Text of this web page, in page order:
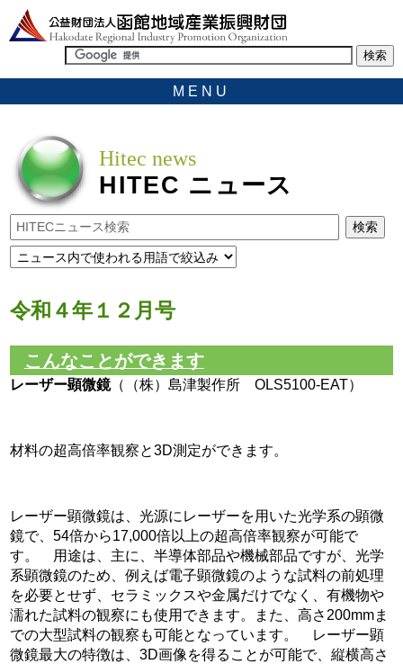
MENU
Hitec news
HITEC ニュース
令和４年１２月号
こんなことができます
レーザー顕微鏡 （（株）島津製作所 OLS5100-EAT）
材料の超高倍率観察と3D測定ができます。
レーザー顕微鏡は、光源にレーザーを用いた光学系の顕微
鏡で、54倍から17,000倍以上の超高倍率観察が可能で
す。 用途は、主に、半導体部品や機械部品ですが、光学
系顕微鏡のため、例えば電子顕微鏡のような試料の前処理
を必要とせず、セラミックスや金属だけでなく、有機物や
濡れた試料の観察にも使用できます。また、高さ200mmま
での大型試料の観察も可能となっています。 レーザー顕
微鏡最大の特徴は、3D画像を得ることが可能で、縦横高さ